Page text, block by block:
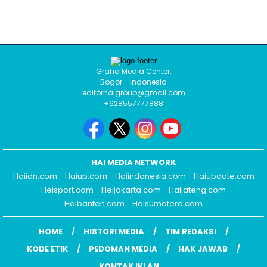
Graha Media Center,
Bogor - Indonesia
editorhaigroup@gmail.com
+628557777888
HAI MEDIA NETWORK
Haiidn.com
Haiup.com Haiindonesia.com
Haiupdate.com
Heisport.com
Heijakarta.com
Haijateng.com
Haibanten.com
Haisumatera.com
HOME HISTORI MEDIA
TIM REDAKSI
KODE ETIK
PEDOMAN MEDIA
HAK JAWAB